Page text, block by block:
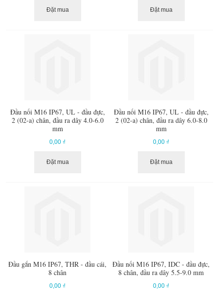
Đặt mua Đặt mua
Đầu nối M16 IP67, UL - đầu đực,
2 (02-a) chân, đầu ra dây 4.0-6.0
mm
0,00 ₫
Đặt mua
Đầu nối M16 IP67, UL - đầu đực,
2 (02-a) chân, đầu ra dây 6.0-8.0
mm
0,00 ₫
Đặt mua
Đầu gắn M16 IP67, THR - đầu cái,
8 chân
0,00 ₫
Đầu nối M16 IP67, IDC - đầu đực,
8 chân, đầu ra dây 5.5-9.0 mm
0,00 ₫